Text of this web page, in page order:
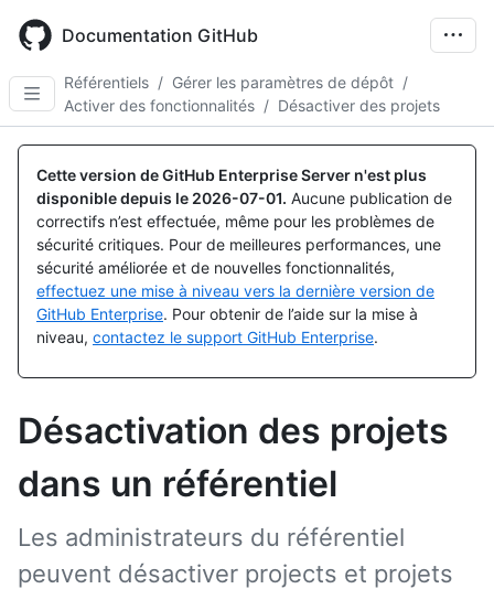
main
content
Documentation GitHub
Référentiels / Gérer les paramètres de dépôt /
Activer des fonctionnalités / Désactiver des projets
Cette version de GitHub Enterprise Server n'est plus
disponible depuis le 2026-07-01. Aucune publication de
correctifs n’est effectuée, même pour les problèmes de
sécurité critiques. Pour de meilleures performances, une
sécurité améliorée et de nouvelles fonctionnalités,
effectuez une mise à niveau vers la dernière version de
GitHub Enterprise. Pour obtenir de l’aide sur la mise à
niveau, contactez le support GitHub Enterprise.
Désactivation des projets
dans un référentiel
Les administrateurs du référentiel
peuvent désactiver projects et projets